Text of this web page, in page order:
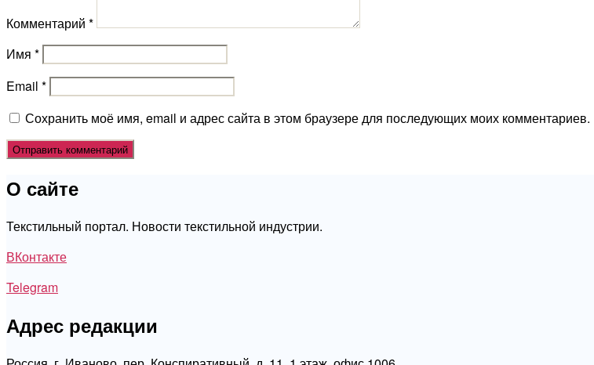
Комментарий *
Имя *
Email *
Сохранить моё имя, email и адрес сайта в этом браузере для последующих моих комментариев.
О сайте
Текстильный портал. Новости текстильной индустрии.
ВКонтакте
Telegram
Адрес редакции